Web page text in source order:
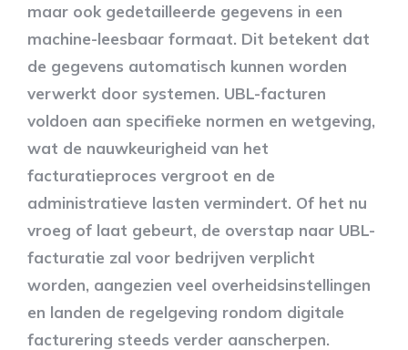
maar ook gedetailleerde gegevens in een
machine-leesbaar formaat. Dit betekent dat
de gegevens automatisch kunnen worden
verwerkt door systemen. UBL-facturen
voldoen aan specifieke normen en wetgeving,
wat de nauwkeurigheid van het
facturatieproces vergroot en de
administratieve lasten vermindert. Of het nu
vroeg of laat gebeurt, de overstap naar UBL-
facturatie zal voor bedrijven verplicht
worden, aangezien veel overheidsinstellingen
en landen de regelgeving rondom digitale
facturering steeds verder aanscherpen.